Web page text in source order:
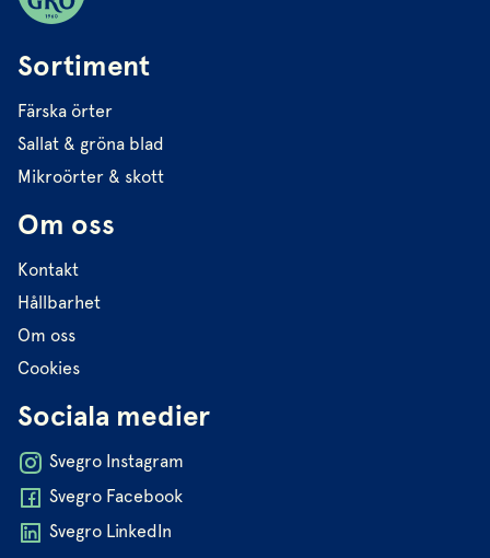
Sortiment
Färska örter
Sallat & gröna blad
Mikroörter & skott
Om oss
Kontakt
Hållbarhet
Om oss
Cookies
Sociala medier
Svegro Instagram
Svegro Facebook
Svegro LinkedIn